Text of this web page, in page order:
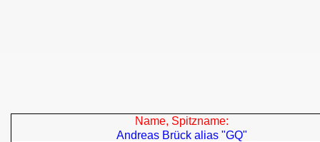
Name, Spitzname:
Andreas Brück alias "GQ"